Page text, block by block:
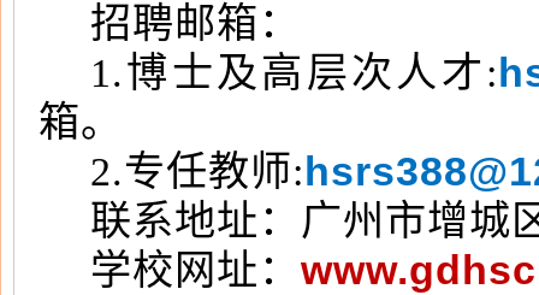
招聘邮箱：
1.博士及高层次人才:
箱。
2.专任教师:
联系地址：广州市增
学校网址：